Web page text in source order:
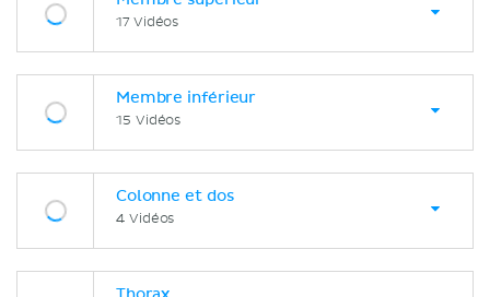
17 Vidéos
Membre inférieur
15 Vidéos
Colonne et dos
4 Vidéos